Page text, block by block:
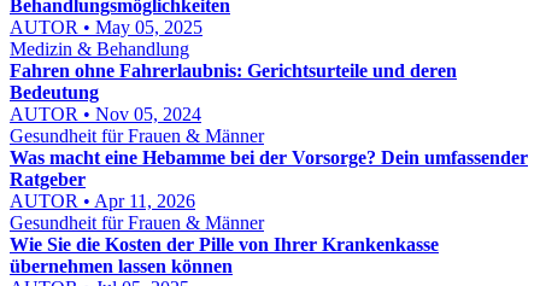
Behandlungsmöglichkeiten
AUTOR • May 05, 2025
Medizin & Behandlung
Fahren ohne Fahrerlaubnis: Gerichtsurteile und deren
Bedeutung
AUTOR • Nov 05, 2024
Gesundheit für Frauen & Männer
Was macht eine Hebamme bei der Vorsorge? Dein umfassender
Ratgeber
AUTOR • Apr 11, 2026
Gesundheit für Frauen & Männer
Wie Sie die Kosten der Pille von Ihrer Krankenkasse
übernehmen lassen können